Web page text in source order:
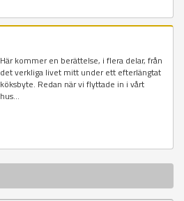
Här kommer en berättelse, i flera delar, från
det verkliga livet mitt under ett efterlängtat
köksbyte. Redan när vi flyttade in i vårt
hus...